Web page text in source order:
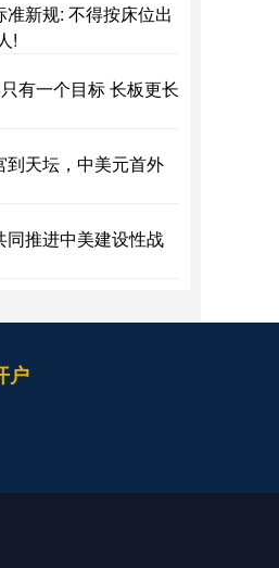
新规: 不得按床位出
!
有一个目标 长板更长
到天坛，中美元首外
同推进中美建设性战
户